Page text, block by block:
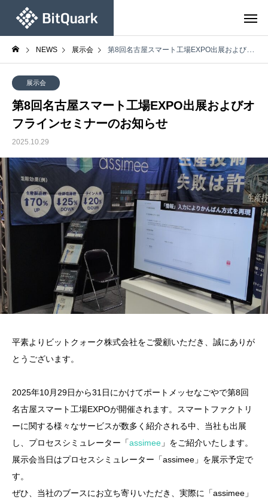
NEWS 展示会 第8回名古屋スマート工場EXPO出展およびオフラインセミナーのお知らせ
展示会
第8回名古屋スマート工場EXPO出展およびオ
フラインセミナーのお知らせ
2025.10.29
平素よりビットクォーク株式会社をご愛顧いただき、誠にありが
とうございます。
2025年10月29日から31日にかけてポートメッセなごやで第8回
名古屋スマート工場EXPOが開催されます。スマートファクトリ
ーに関する様々なサービスが数多く紹介される中、当社も出展
し、プロセスシミュレーター「assimee 」をご紹介いたします。
展示会当日はプロセスシミュレーター「assimee」を展示予定で
す。
ぜひ、当社のブースにお立ち寄りいただき、実際に「assimee」